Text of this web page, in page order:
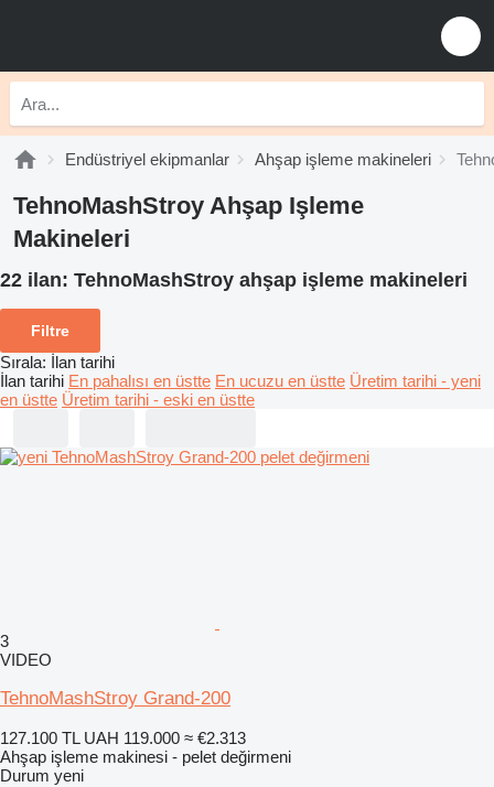
Endüstriyel ekipmanlar Ahşap işleme makineleri
TehnoMashStroy Ahşap Işleme
Makineleri
22 ilan: TehnoMashStroy ahşap işleme makineleri
Filtre
Sırala: İlan tarihi
İlan tarihi En pahalısı en üstte En ucuzu en üstte Üretim tarihi - yeni
en üstte Üretim tarihi - eski en üstte
3
VIDEO
TehnoMashStroy Grand-200
127.100 TL UAH 119.000 ≈ €2.313
Ahşap işleme makinesi - pelet değirmeni
Durum yeni